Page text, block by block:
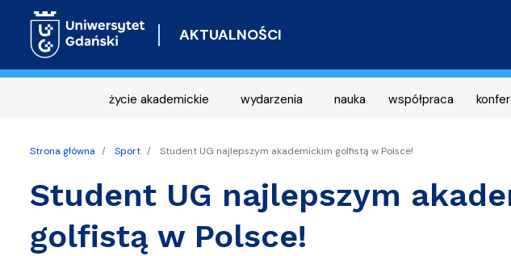
AKTUALNOŚCI
życie akademickie wydarzenia nauka współpraca
Strona główna Sport Student UG najlepszym akademickim golfistą w Polsce!
Student UG najlepszym
golfistą w Polsce!